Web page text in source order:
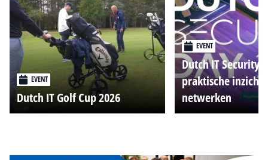
EVENT
Dutch IT Golf Cup 2026
EVENT
Dutch IT Security
praktische
netwerken